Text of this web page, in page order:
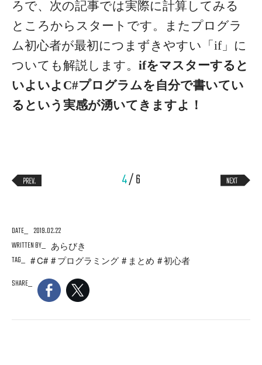
ろで、次の記事では実際に計算してみる
ところからスタートです。またプログラ
ム初心者が最初につまずきやすい「if」に
ついても解説します。 ifをマスターすると
いよいよC#プログラムを自分で書いてい
るという実感が湧いてきますよ！
4/ 6
DATE
2019.02.22
WRITTEN BY
あらびき
TAG
C# プログラミング まとめ
初心者
SHARE